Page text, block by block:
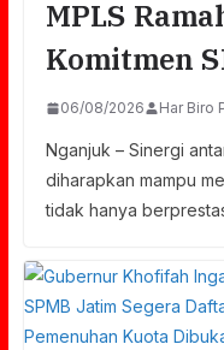
MPLS
Komitmen
06/08/2026 Har Biro
Nganjuk – Sinergi
diharapkan mampu
tidak hanya